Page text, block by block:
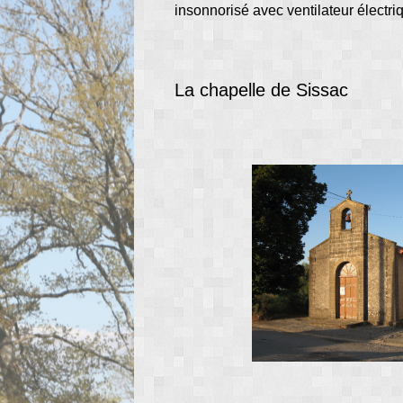
insonnorisé avec ventilateur
La chapelle de Sissac